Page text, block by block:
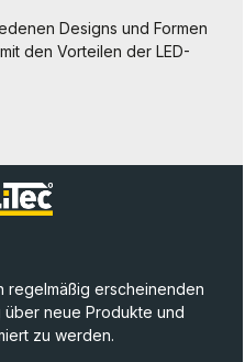
Designs und Formen
den Vorteilen der LED-
regelmäßig erscheinenden
neue Produkte und
zu werden.